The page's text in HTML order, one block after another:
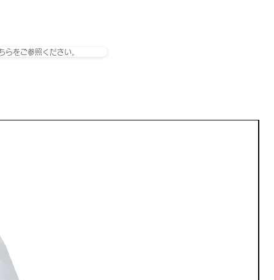
らをご参照ください。